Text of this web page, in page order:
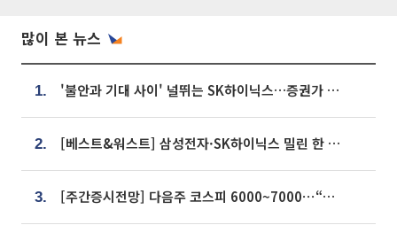
많이 본 뉴스
1. '불안과 기대 사이' 널뛰는 SK하이닉스…증권가 "HBM4·LTA 기반 펀터멘털 견고"
2. [베스트&워스트] 삼성전자·SK하이닉스 밀린 한 주…상상인증권은 85% 급등
3. [주간증시전망] 다음주 코스피 6000~7000⋯“外人 수급은 정책이 변수”